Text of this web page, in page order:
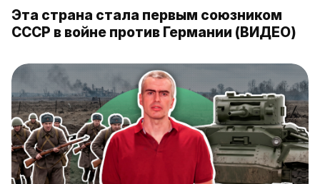
Эта страна стала первым союзником
СССР в войне против Германии (ВИДЕО)